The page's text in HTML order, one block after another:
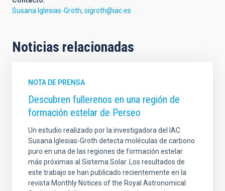
Susana Iglesias-Groth, sigroth@iac.es
Noticias relacionadas
NOTA DE PRENSA
Descubren fullerenos en una región de
formación estelar de Perseo
Un estudio realizado por la investigadora del IAC
Susana Iglesias-Groth detecta moléculas de carbono
puro en una de las regiones de formación estelar
más próximas al Sistema Solar. Los resultados de
este trabajo se han publicado recientemente en la
revista Monthly Notices of the Royal Astronomical